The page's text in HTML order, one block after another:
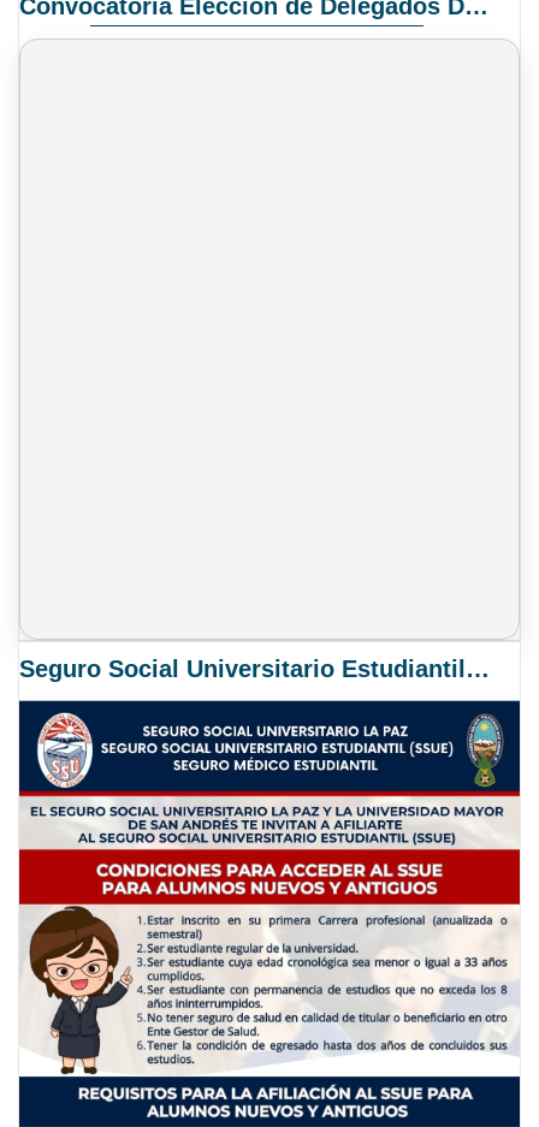
Convocatoria Elección de Delegados Docentes para el XIV Congreso Nacional de Universidades
Seguro Social Universitario Estudiantil SSUE